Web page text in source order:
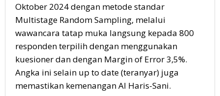
Oktober 2024 dengan metode standar
Multistage Random Sampling, melalui
wawancara tatap muka langsung kepada 800
responden terpilih dengan menggunakan
kuesioner dan dengan Margin of Error 3,5%.
Angka ini selain up to date (teranyar) juga
memastikan kemenangan Al Haris-Sani.